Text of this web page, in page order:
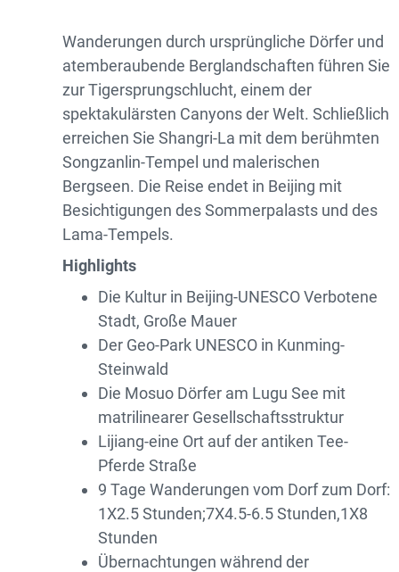
Wanderungen durch ursprüngliche Dörfer und
atemberaubende Berglandschaften führen Sie
zur Tigersprungschlucht, einem der
spektakulärsten Canyons der Welt. Schließlich
erreichen Sie Shangri-La mit dem berühmten
Songzanlin-Tempel und malerischen
Bergseen. Die Reise endet in Beijing mit
Besichtigungen des Sommerpalasts und des
Lama-Tempels.
Highlights
Die Kultur in Beijing-UNESCO Verbotene
Stadt, Große Mauer
Der Geo-Park UNESCO in Kunming-
Steinwald
Die Mosuo Dörfer am Lugu See mit
matrilinearer Gesellschaftsstruktur
Lijiang-eine Ort auf der antiken Tee-
Pferde Straße
9 Tage Wanderungen vom Dorf zum Dorf:
1X2.5 Stunden;7X4.5-6.5 Stunden,1X8
Stunden
Übernachtungen während der